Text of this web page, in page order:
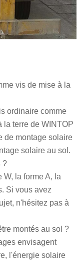
vis de mise à la
ordinaire comme
la terre de WINTOP
de montage solaire
solaire au sol.
?
W, la forme A, la
Si vous avez
n'hésitez pas à
montés au sol ?
envisagent
l'énergie solaire